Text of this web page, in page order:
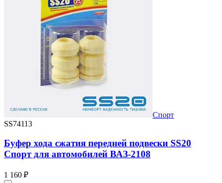
Спорт
SS74113
Буфер хода сжатия передней подвески SS20
Спорт для автомобилей ВАЗ-2108
1 160 ₽